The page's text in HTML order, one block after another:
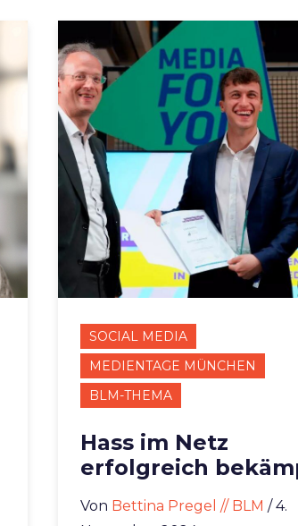
SOCIAL MEDIA
MEDIENTAGE MÜNCHEN
BLM-THEMA
Hass im Netz
erfolgreich
Von Bettina Pregel // BLM / 4.